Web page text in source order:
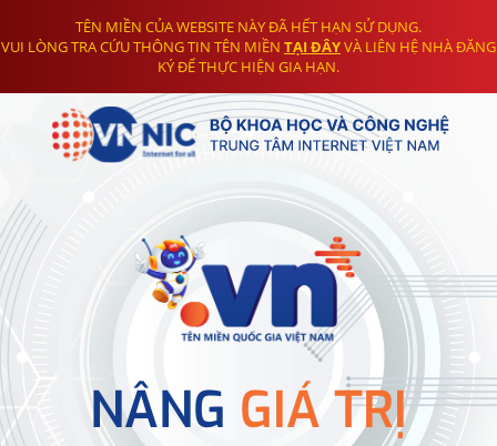
TÊN MIỀN CỦA WEBSITE NÀY ĐÃ HẾT HẠN SỬ DỤNG.
VUI LÒNG TRA CỨU THÔNG TIN TÊN MIỀN TẠI ĐÂYVÀ LIÊN HỆ NHÀ ĐĂNG
KÝ ĐỂ THỰC HIỆN GIA HẠN.
NÂNG GIÁ TRỊ